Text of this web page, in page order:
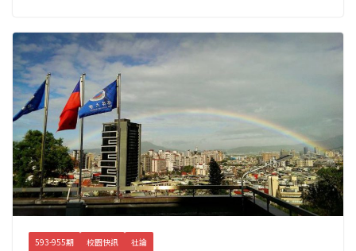
593-955期 校園快訊 社論